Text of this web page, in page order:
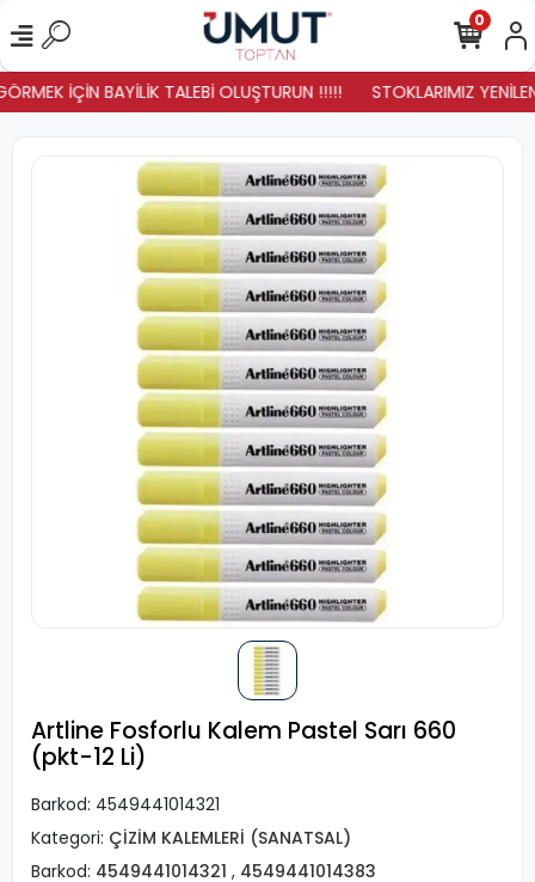
İÇİN BAYİLİK TALEBİ OLUŞTURUN !!!!! STOKLARIMIZ
0
Artline Fosforlu Kalem Pastel Sarı 660
(pkt-12 Li)
Barkod: 4549441014321
Kategori: ÇİZİM KALEMLERİ (SANATSAL)
Barkod: 4549441014321 , 4549441014383